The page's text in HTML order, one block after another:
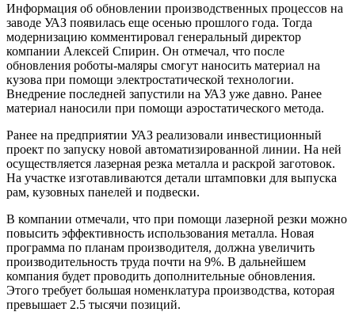
Информация об обновлении производственных процессов на
заводе УАЗ появилась еще осенью прошлого года. Тогда
модернизацию комментировал генеральный директор
компании Алексей Спирин. Он отмечал, что после
обновления роботы-маляры смогут наносить материал на
кузова при помощи электростатической технологии.
Внедрение последней запустили на УАЗ уже давно. Ранее
материал наносили при помощи аэростатического метода.
Ранее на предприятии УАЗ реализовали инвестиционный
проект по запуску новой автоматизированной линии. На ней
осуществляется лазерная резка металла и раскрой заготовок.
На участке изготавливаются детали штамповки для выпуска
рам, кузовных панелей и подвески.
В компании отмечали, что при помощи лазерной резки можно
повысить эффективность использования металла. Новая
программа по планам производителя, должна увеличить
производительность труда почти на 9%. В дальнейшем
компания будет проводить дополнительные обновления.
Этого требует большая номенклатура производства, которая
превышает 2.5 тысячи позиций.